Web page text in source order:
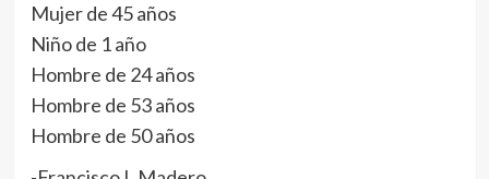
Mujer de 45 años
Niño de 1 año
Hombre de 24 años
Hombre de 53 años
Hombre de 50 años